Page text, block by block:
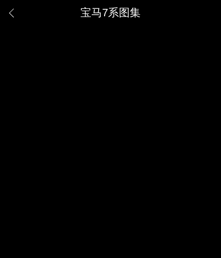
宝马7系图集